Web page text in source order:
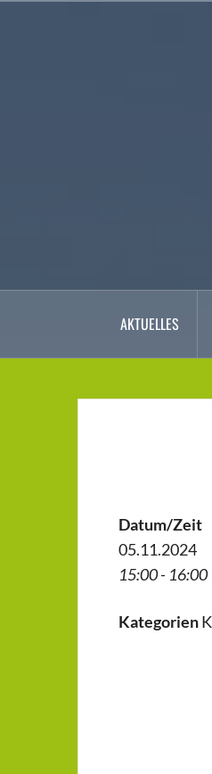
AKTUELLES
Datum/Zeit
05.11.2024
15:00 - 16:00
Kategorien